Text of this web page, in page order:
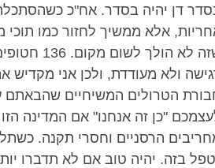
דן יהיה בסדר. אח"כ
אלא ממשיך לחזור כמו
שזה לא
ולא מעודדת, ולכן אני
הטרולים המשיחיים שהבאתם
"כן זה אנחנו" אם המדינה
הרסניים וחסרי תקנה.
בזה. יהיה טוב אם לא תדברו